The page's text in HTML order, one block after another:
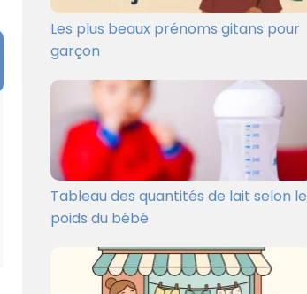
Les plus beaux prénoms gitans pour
garçon
Tableau des quantités de lait selon le
poids du bébé